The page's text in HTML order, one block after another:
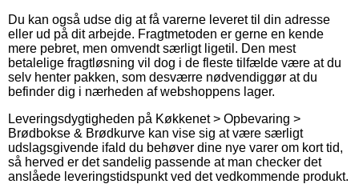
Du kan også udse dig at få varerne leveret til din adresse
eller ud på dit arbejde. Fragtmetoden er gerne en kende
mere pebret, men omvendt særligt ligetil. Den mest
betalelige fragtløsning vil dog i de fleste tilfælde være at du
selv henter pakken, som desværre nødvendiggør at du
befinder dig i nærheden af webshoppens lager.
Leveringsdygtigheden på Køkkenet > Opbevaring >
Brødbokse & Brødkurve kan vise sig at være særligt
udslagsgivende ifald du behøver dine nye varer om kort tid,
så herved er det sandelig passende at man checker det
anslåede leveringstidspunkt ved det vedkommende produkt.